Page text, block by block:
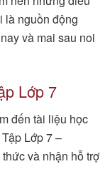
là nguồn động
và mai sau noi
Lớp 7
đến tài liệu học
Lớp 7 –
và nhận hỗ trợ